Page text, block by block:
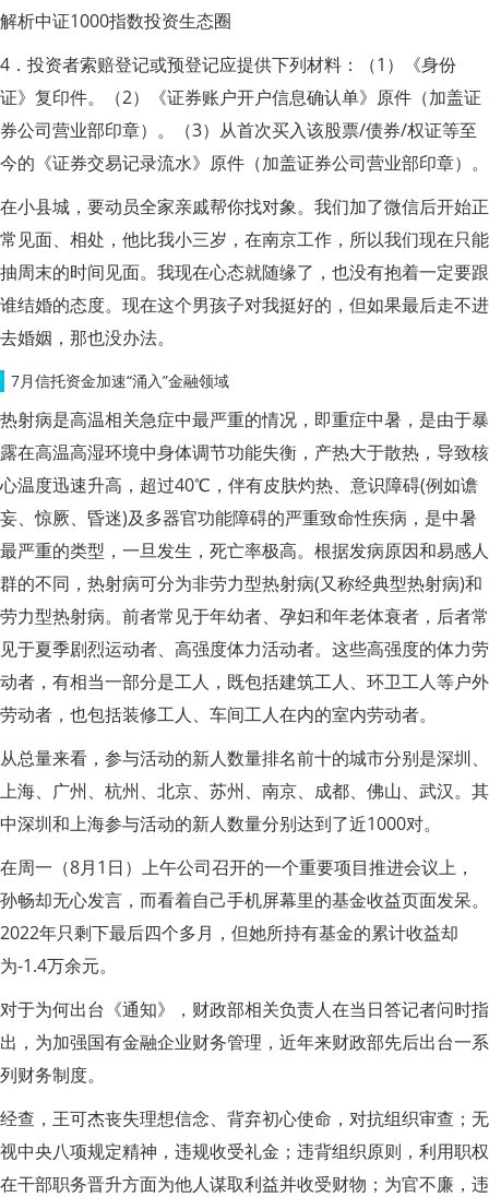
解析中证1000指数投资生态圈
4．投资者索赔登记或预登记应提供下列材料：（1）《身份
证》复印件。（2）《证券账户开户信息确认单》原件（加盖证
券公司营业部印章）。（3）从首次买入该股票/债券/权证等至
今的《证券交易记录流水》原件（加盖证券公司营业部印章）。
在小县城，要动员全家亲戚帮你找对象。我们加了微信后开始正
常见面、相处，他比我小三岁，在南京工作，所以我们现在只能
抽周末的时间见面。我现在心态就随缘了，也没有抱着一定要跟
谁结婚的态度。现在这个男孩子对我挺好的，但如果最后走不进
去婚姻，那也没办法。
7月信托资金加速“涌入”金融领域
热射病是高温相关急症中最严重的情况，即重症中暑，是由于暴
露在高温高湿环境中身体调节功能失衡，产热大于散热，导致核
心温度迅速升高，超过40℃，伴有皮肤灼热、意识障碍(例如谵
妄、惊厥、昏迷)及多器官功能障碍的严重致命性疾病，是中暑
最严重的类型，一旦发生，死亡率极高。根据发病原因和易感人
群的不同，热射病可分为非劳力型热射病(又称经典型热射病)和
劳力型热射病。前者常见于年幼者、孕妇和年老体衰者，后者常
见于夏季剧烈运动者、高强度体力活动者。这些高强度的体力劳
动者，有相当一部分是工人，既包括建筑工人、环卫工人等户外
劳动者，也包括装修工人、车间工人在内的室内劳动者。
从总量来看，参与活动的新人数量排名前十的城市分别是深圳、
上海、广州、杭州、北京、苏州、南京、成都、佛山、武汉。其
中深圳和上海参与活动的新人数量分别达到了近1000对。
在周一（8月1日）上午公司召开的一个重要项目推进会议上，
孙畅却无心发言，而看着自己手机屏幕里的基金收益页面发呆。
2022年只剩下最后四个多月，但她所持有基金的累计收益却
为-1.4万余元。
对于为何出台《通知》，财政部相关负责人在当日答记者问时指
出，为加强国有金融企业财务管理，近年来财政部先后出台一系
列财务制度。
经查，王可杰丧失理想信念、背弃初心使命，对抗组织审查；无
视中央八项规定精神，违规收受礼金；违背组织原则，利用职权
在干部职务晋升方面为他人谋取利益并收受财物；为官不廉，违